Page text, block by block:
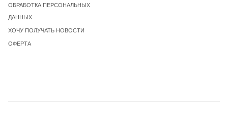
ОБРАБОТКА ПЕРСОНАЛЬНЫХ
ДАННЫХ
ХОЧУ ПОЛУЧАТЬ НОВОСТИ
ОФЕРТА